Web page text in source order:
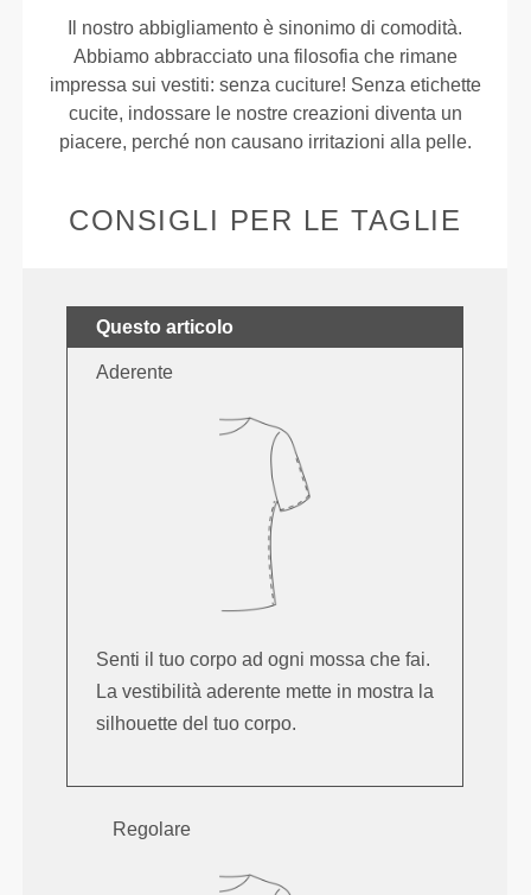
Il nostro abbigliamento è sinonimo di comodità.
Abbiamo abbracciato una filosofia che rimane
impressa sui vestiti: senza cuciture! Senza etichette
cucite, indossare le nostre creazioni diventa un
piacere, perché non causano irritazioni alla pelle.
CONSIGLI PER LE TAGLIE
Questo articolo
Aderente
Senti il tuo corpo ad ogni mossa che fai.
La vestibilità aderente mette in mostra la
silhouette del tuo corpo.
Regolare